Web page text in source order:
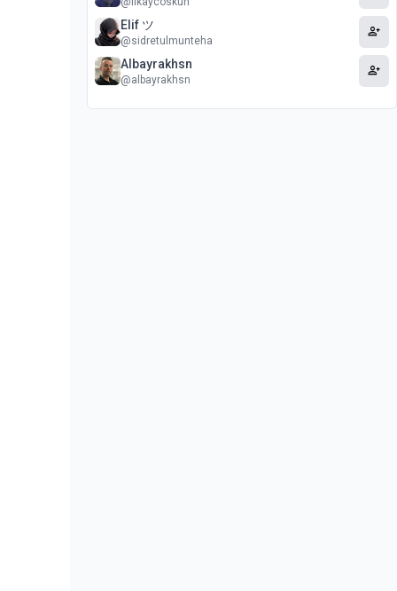
Elif ツ
@sidretulmunteha person_add
Albayrakhsn
@albayrakhsn person_add